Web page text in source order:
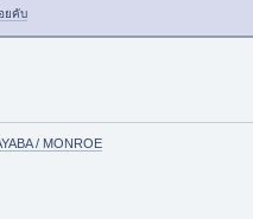
ยคับ
/ MONROE